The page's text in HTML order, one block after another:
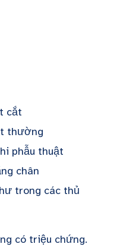
cắt
thường
phẫu thuật
chân
trong các thủ
có triệu chứng.